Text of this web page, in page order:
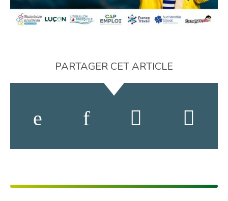
PARTAGER CET ARTICLE